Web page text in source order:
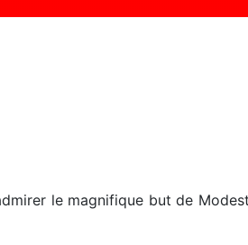
le magnifique but de